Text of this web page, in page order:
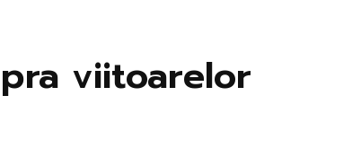
viitoarelor